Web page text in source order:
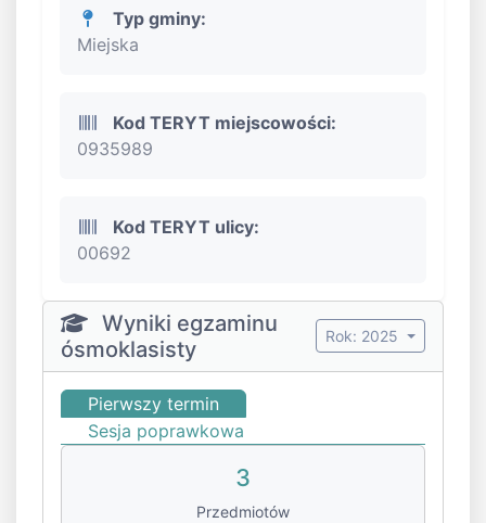
Typ gminy:
Miejska
Kod TERYT miejscowości:
0935989
Kod TERYT ulicy:
00692
Wyniki egzaminu
ósmoklasisty
Rok: 2025
Pierwszy termin
Sesja poprawkowa
3
Przedmiotów